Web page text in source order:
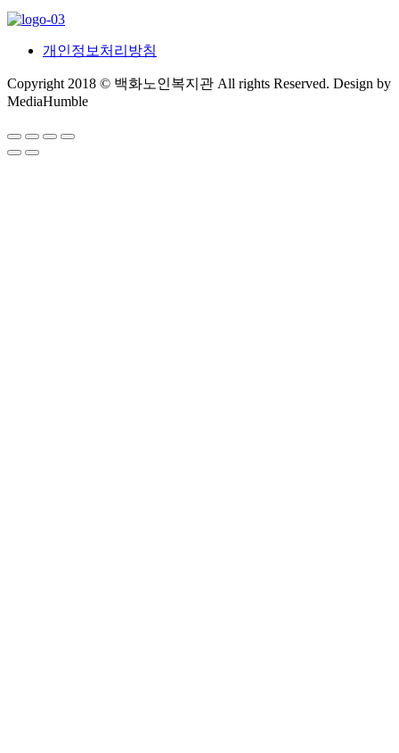
개인정보처리방침
Copyright 2018 © 백화노인복지관 All rights Reserved. Design by
MediaHumble